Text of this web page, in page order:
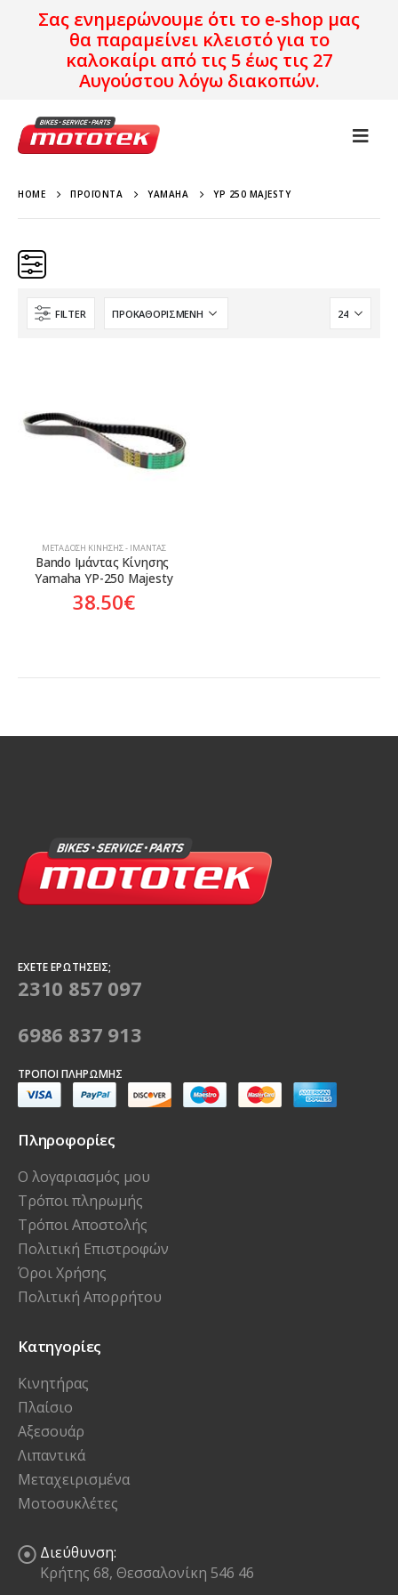
Σας ενημερώνουμε ότι το e-shop μας
θα παραμείνει κλειστό για το
καλοκαίρι από τις 5 έως τις 27
Αυγούστου λόγω διακοπών.
HOME ΠΡΟΪΌΝΤΑ YAMAHA YP 250 MAJESTY
YAMAHA
Κατηγορίες
FILTER
ΜΕΤΆΔΟΣΗ ΚΊΝΗΣΗΣ - ΙΜΆΝΤΑΣ
Bando Ιμάντας Κίνησης
Yamaha YP-250 Majesty
38.50€
ΈΧΕΤΕ ΕΡΩΤΉΣΕΙΣ;
2310 857 097
6986 837 913
ΤΡΌΠΟΙ ΠΛΗΡΩΜΉΣ
Πληροφορίες
Ο λογαριασμός μου
Τρόποι πληρωμής
Τρόποι Αποστολής
Πολιτική Επιστροφών
Όροι Χρήσης
Πολιτική Απορρήτου
Κατηγορίες
Κινητήρας
Πλαίσιο
Αξεσουάρ
Λιπαντικά
Μεταχειρισμένα
Μοτοσυκλέτες
Διεύθυνση:
Κρήτης 68, Θεσσαλονίκη 546 46